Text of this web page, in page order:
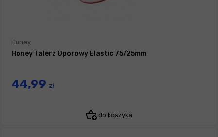
Honey
Honey Talerz Oporowy Elastic 75/25mm
44,99 zł
do koszyka